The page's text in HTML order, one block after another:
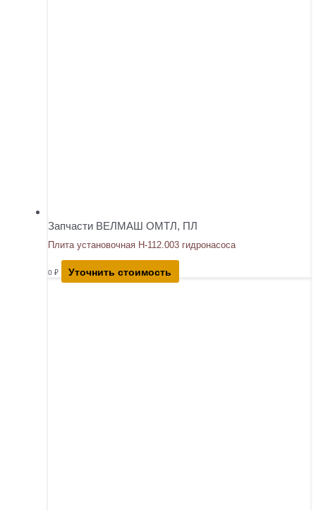
Запчасти ВЕЛМАШ ОМТЛ, ПЛ
Плита установочная Н-112.003 гидронасоса
0 ₽ Уточнить стоимость